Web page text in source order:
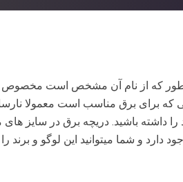
که از نام آن مشخص است
که برای برق مناسب است معمولا
داشته باشید. دریچه برق در سایز های
و شما میتوانید این لوگو و برند را